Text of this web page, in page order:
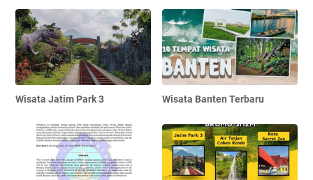
Wisata Jatim Park 3 Wisata Banten Terbaru